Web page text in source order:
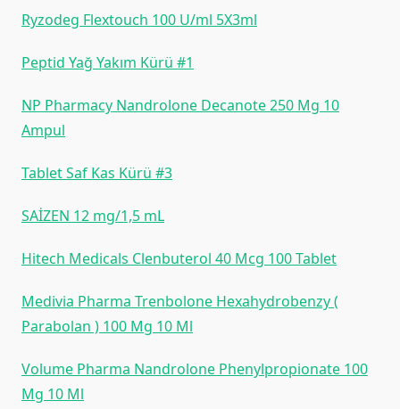
Ryzodeg Flextouch 100 U/ml 5X3ml
Peptid Yağ Yakım Kürü #1
NP Pharmacy Nandrolone Decanote 250 Mg 10
Ampul
Tablet Saf Kas Kürü #3
SAİZEN 12 mg/1,5 mL
Hitech Medicals Clenbuterol 40 Mcg 100 Tablet
Medivia Pharma Trenbolone Hexahydrobenzy (
Parabolan ) 100 Mg 10 Ml
Volume Pharma Nandrolone Phenylpropionate 100
Mg 10 Ml